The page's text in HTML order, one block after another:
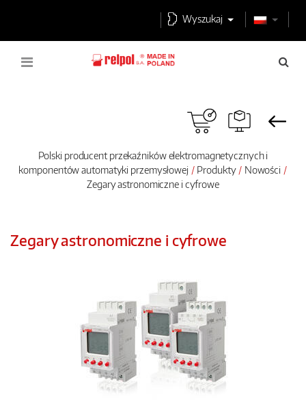
Wyszukaj
Polski producent przekaźników elektromagnetycznych i
komponentów automatyki przemysłowej
Produkty
Nowości
Zegary astronomiczne i cyfrowe
Zegary astronomiczne i cyfrowe